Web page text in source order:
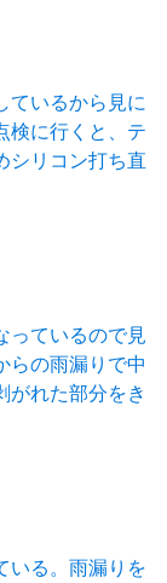
ているから見に
検に行くと、テ
シリコン打ち直
っているので見
らの雨漏りで中
がれた部分をき
いる。雨漏りを